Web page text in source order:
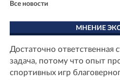
Все новости
МНЕНИЕ
Достаточно ответственная
задача, потому что опыт
спортивных игр